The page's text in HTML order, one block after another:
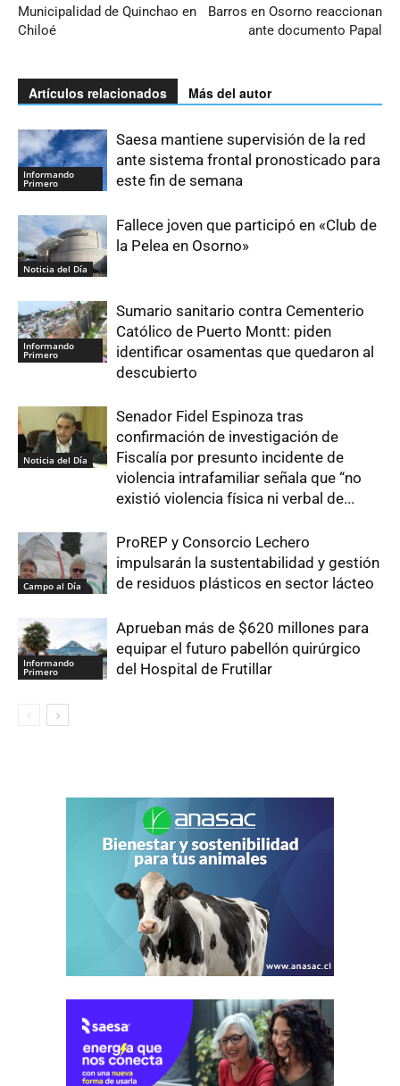
Municipalidad de Quinchao en
Chiloé
Barros en Osorno reaccionan
ante documento Papal
Artículos relacionados Más del autor
Informando
Primero
Saesa mantiene supervisión de la red
ante sistema frontal pronosticado para
este fin de semana
Noticia del Día
Fallece joven que participó en «Club de
la Pelea en Osorno»
Informando
Primero
Sumario sanitario contra Cementerio
Católico de Puerto Montt: piden
identificar osamentas que quedaron al
descubierto
Noticia del Día
Senador Fidel Espinoza tras
confirmación de investigación de
Fiscalía por presunto incidente de
violencia intrafamiliar señala que “no
existió violencia física ni verbal de...
Campo al Día
ProREP y Consorcio Lechero
impulsarán la sustentabilidad y gestión
de residuos plásticos en sector lácteo
Informando
Primero
Aprueban más de $620 millones para
equipar el futuro pabellón quirúrgico
del Hospital de Frutillar